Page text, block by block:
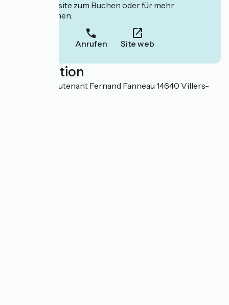
deren Website zum Buchen oder für mehr
Informationen.
Anrufen Site web
Localisation
29 Rue du Lieutenant Fernand Fanneau 14640 Villers-